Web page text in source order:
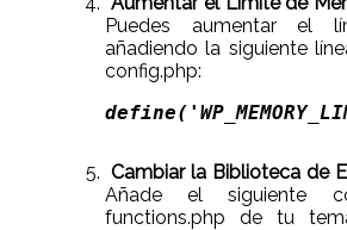
Puedes aumentar el
añadiendo la siguiente
config.php:
Cambiar la Biblioteca de
Añade el siguiente
functions.php de tu